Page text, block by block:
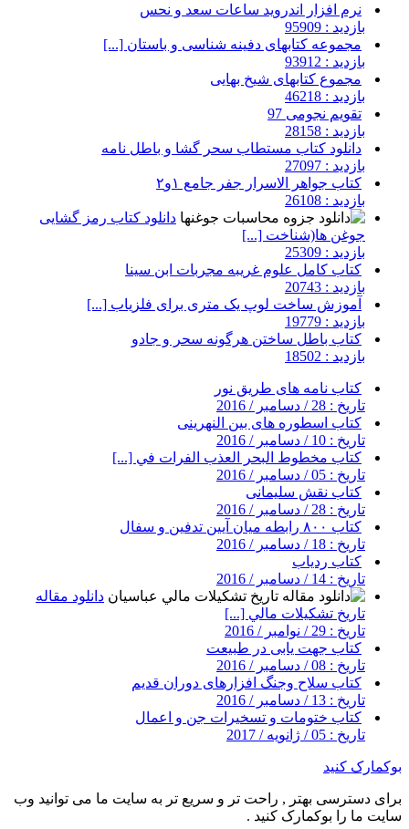
نرم افزار اندروید ساعات سعد و نحس
بازدید : 95909
مجموعه کتابهای دفینه شناسی و باستان [...]
بازدید : 93912
مجموع کتابهای شیخ بهایی
بازدید : 46218
تقویم نجومی 97
بازدید : 28158
دانلود کتاب مستطاب سحر گشا و باطل نامه
بازدید : 27097
کتاب جواهر الاسرار جفر جامع ۱و۲
بازدید : 26108
دانلود کتاب رمز گشایی
جوغن ها(شناخت [...]
بازدید : 25309
کتاب کامل علوم غریبه مجربات ابن سینا
بازدید : 20743
آموزش ساخت لوپ یک متری برای فلزیاب [...]
بازدید : 19779
کتاب باطل ساختن هرگونه سحر و جادو
بازدید : 18502
کتاب نامه های طریق نور
تاریخ : 28 / دسامبر / 2016
کتاب اسطوره های بین النهرینی
تاریخ : 10 / دسامبر / 2016
کتاب مخطوط البحر العذب الفرات في [...]
تاریخ : 05 / دسامبر / 2016
کتاب نقش سلیمانی
تاریخ : 28 / دسامبر / 2016
کتاب ۸۰۰ رابطه میان آیین تدفین و سفال
تاریخ : 18 / دسامبر / 2016
کتاب ردیاب
تاریخ : 14 / دسامبر / 2016
دانلود مقاله
تاريخ تشكيلات مالي [...]
تاریخ : 29 / نوامبر / 2016
کتاب جهت یابی در طبیعت
تاریخ : 08 / دسامبر / 2016
کتاب سلاح وجنگ افزارهای دوران قدیم
تاریخ : 13 / دسامبر / 2016
کتاب ختومات و تسخیرات جن و اعمال
تاریخ : 05 / ژانویه / 2017
بوکمارک کنید
برای دسترسی بهتر , راحت تر و سریع تر به سایت ما می توانید وب
سایت ما را بوکمارک کنید .